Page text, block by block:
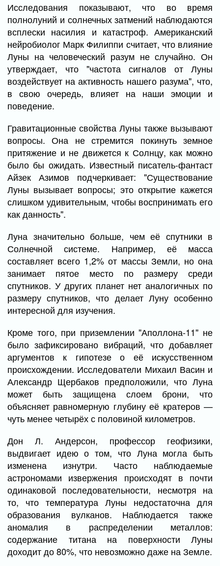
Исследования показывают, что во время
полнолуний и солнечных затмений наблюдаются
всплески насилия и катастроф. Американский
нейробиолог Марк Филиппи считает, что влияние
Луны на человеческий разум не случайно. Он
утверждает, что "частота сигналов от Луны
воздействует на активность нашего разума", что,
в свою очередь, влияет на наши эмоции и
поведение.
Гравитационные свойства Луны также вызывают
вопросы. Она не стремится покинуть земное
притяжение и не движется к Солнцу, как можно
было бы ожидать. Известный писатель-фантаст
Айзек Азимов подчеркивает: "Существование
Луны вызывает вопросы; это открытие кажется
слишком удивительным, чтобы воспринимать его
как данность".
Луна значительно больше, чем её спутники в
Солнечной системе. Например, её масса
составляет всего 1,2% от массы Земли, но она
занимает пятое место по размеру среди
спутников. У других планет нет аналогичных по
размеру спутников, что делает Луну особенно
интересной для изучения.
Кроме того, при приземлении "Аполлона-11" не
было зафиксировано вибраций, что добавляет
аргументов к гипотезе о её искусственном
происхождении. Исследователи Михаил Васин и
Александр Щербаков предположили, что Луна
может быть защищена слоем брони, что
объясняет равномерную глубину её кратеров —
чуть менее четырёх с половиной километров.
Дон Л. Андерсон, профессор геофизики,
выдвигает идею о том, что Луна могла быть
изменена изнутри. Часто наблюдаемые
астрономами извержения происходят в почти
одинаковой последовательности, несмотря на
то, что температура Луны недостаточна для
образования вулканов. Наблюдается также
аномалия в распределении металлов:
содержание титана на поверхности Луны
доходит до 80%, что невозможно даже на Земле.